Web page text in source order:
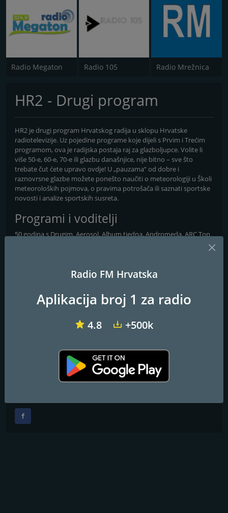
Radio Megaton Radio 105 Radio Mrežnica
HR2 - Drugi program
HR2 je drugi program Hrvatskog radija u sklopu Hrvatske
radiotelevizije. Uz pojedine programe koje dijeli s Prvim i Trećim
programom, ova je radijska postaja raj za glazboljupce. Volite li
više 50-e, 60-e, 70-e ili glazbu današnjice, nije bitno – sve što
trebate čut ćete upravo ovdje! U „pauzama“ od dobre i
raznovrsne glazbe možete ponešto naučiti o meteorologiji u Školi
meteoroloških pojmova, o pravima potrošača ili saznati sportske
novosti i analize sportskih susreta.
Programi i voditelji
50 godina s Drugim, Aerosol, Album tjedna, Andromeda, ARC Top
40, Avantura promjene, Baraccuda Bar, Dobrodošli u klub, Dobro
Frekvencije FM
Prisavlje 3, 10000 Zagreb, Hrvatska
01/616-7002
Radio FM Hrvatska
Aplikacija broj 1 za radio
4.8 +500k